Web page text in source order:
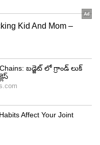
నిరంతరం
క్షణంలో
మారొచ్చు. వీరు
వీరికి